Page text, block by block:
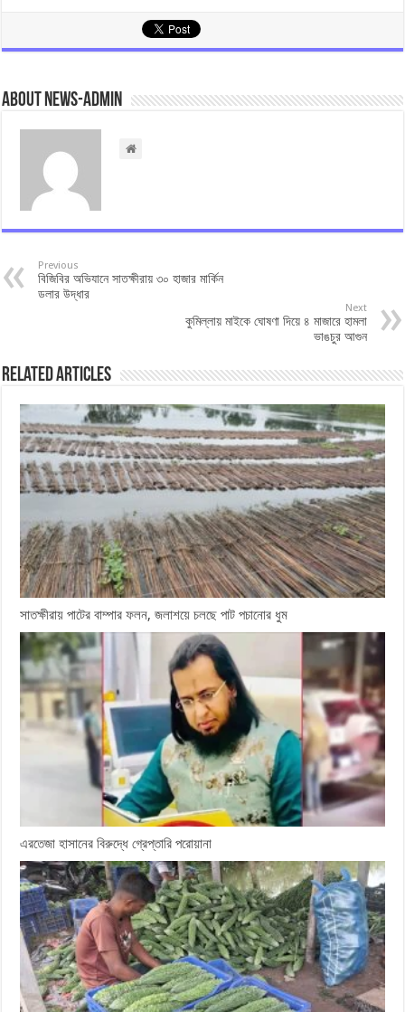
About news-admin
Previous
বিজিবির অভিযানে সাতক্ষীরায় ৩০ হাজার মার্কিন
ডলার উদ্ধার
Next
কুমিল্লায় মাইকে ঘোষণা দিয়ে ৪ মাজারে হামলা
ভাঙচুর আগুন
Related Articles
সাতক্ষীরায় পাটের বাম্পার ফলন, জলাশয়ে চলছে পাট পচানোর ধুম
এরতেজা হাসানের বিরুদ্ধে গ্রেপ্তারি পরোয়ানা